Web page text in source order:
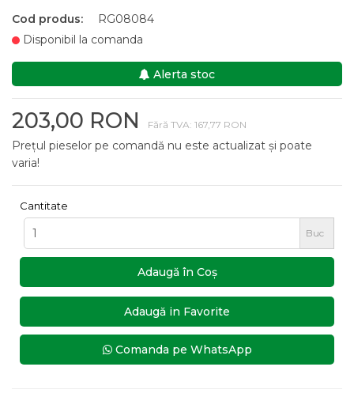
Cod produs:
RG08084
Disponibil la comanda
Alerta stoc
203,00 RON Fără TVA: 167,77 RON
Prețul pieselor pe comandă nu este actualizat și poate
varia!
Cantitate
Buc
Adaugă în Coş
Adaugă in Favorite
Comanda pe WhatsApp